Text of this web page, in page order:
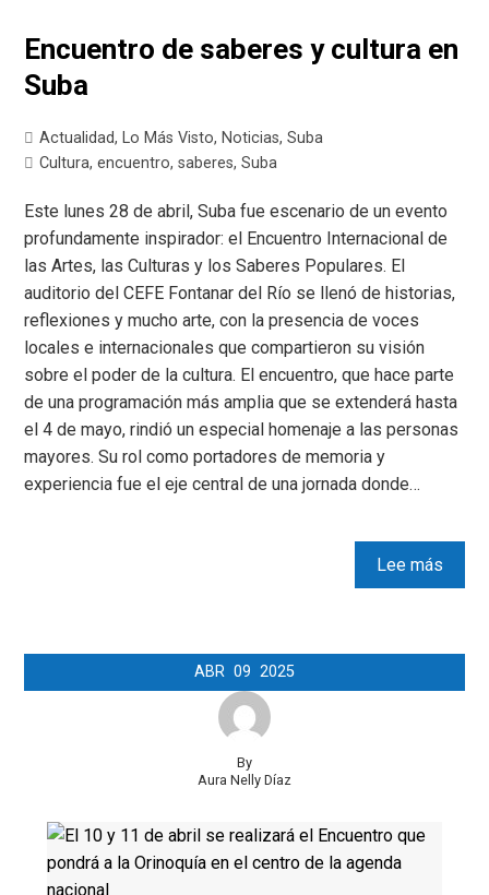
Encuentro de saberes y cultura en
Suba
Actualidad, Lo Más Visto, Noticias,Suba
Cultura,encuentro,saberes,Suba
Este lunes 28 de abril, Suba fue escenario de un evento
profundamente inspirador: el Encuentro Internacional de
las Artes, las Culturas y los Saberes Populares. El
auditorio del CEFE Fontanar del Río se llenó de historias,
reflexiones y mucho arte, con la presencia de voces
locales e internacionales que compartieron su visión
sobre el poder de la cultura. El encuentro, que hace parte
de una programación más amplia que se extenderá hasta
el 4 de mayo, rindió un especial homenaje a las personas
mayores. Su rol como portadores de memoria y
experiencia fue el eje central de una jornada donde…
Lee más
ABR 09 2025
By
Aura Nelly Díaz